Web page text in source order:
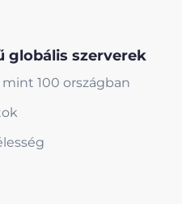
globális szerverek
100 országban